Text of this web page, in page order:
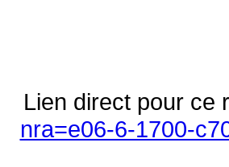
Lien direct pour ce
nra=e06-6-1700-